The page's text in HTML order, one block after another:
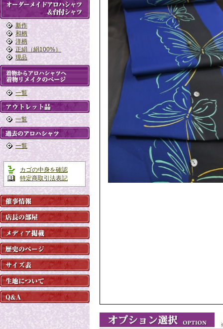
新作
和柄
洋柄
正絹（絹100%）
現品
一覧
一覧
一覧
カゴの中身を確認
特定商取引法表記
※